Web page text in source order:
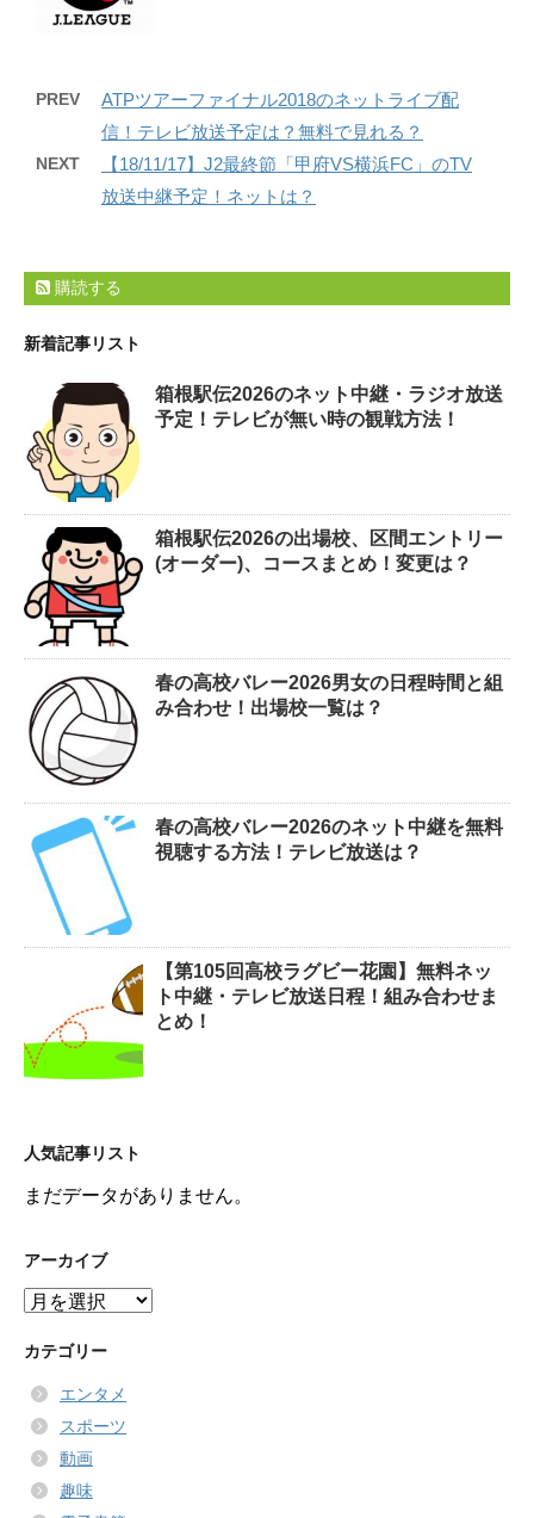
PREV
ATPツアーファイナル2018のネットライブ配
信！テレビ放送予定は？無料で見れる？
NEXT
【18/11/17】J2最終節「甲府VS横浜FC」のTV
放送中継予定！ネットは？
購読する
新着記事リスト
箱根駅伝2026のネット中継・ラジオ放送
予定！テレビが無い時の観戦方法！
箱根駅伝2026の出場校、区間エントリー
(オーダー)、コースまとめ！変更は？
春の高校バレー2026男女の日程時間と組
み合わせ！出場校一覧は？
春の高校バレー2026のネット中継を無料
視聴する方法！テレビ放送は？
【第105回高校ラグビー花園】無料ネッ
ト中継・テレビ放送日程！組み合わせま
とめ！
人気記事リスト
まだデータがありません。
アーカイブ
ア
カ
ブ
カテゴリー
エンタメ
スポーツ
動画
趣味